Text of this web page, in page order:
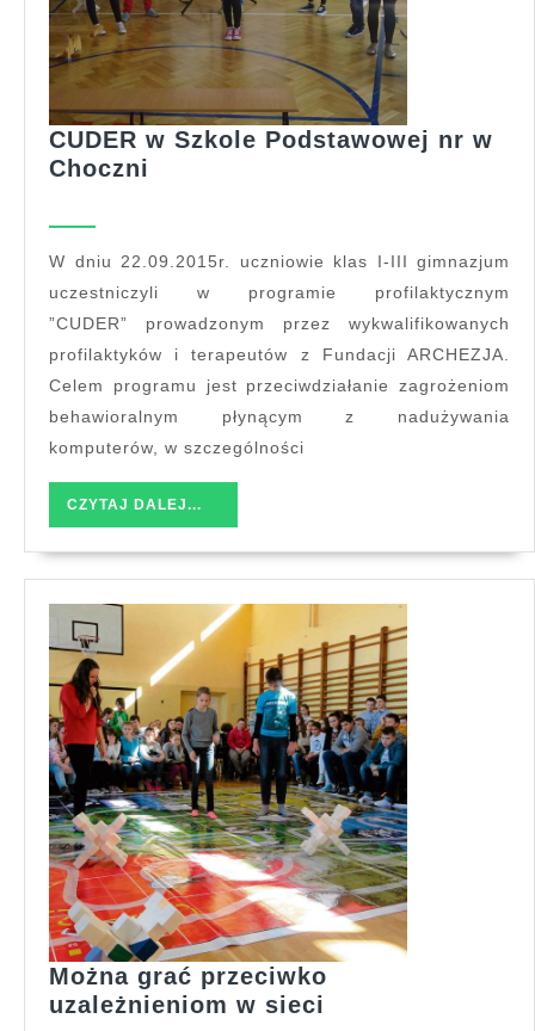
CUDER w Szkole Podstawowej nr w
Choczni
Podstawowej
nr
Choczni
W dniu 22.09.2015r. uczniowie klas I-III gimnazjum
uczestniczyli w programie profilaktycznym
”CUDER” prowadzonym przez wykwalifikowanych
profilaktyków i terapeutów z Fundacji ARCHEZJA.
Celem programu jest przeciwdziałanie zagrożeniom
behawioralnym płynącym z nadużywania
komputerów, w szczególności
CZYTAJ DALEJ...
DALEJ...
Można grać przeciwko
uzależnieniom w sieci